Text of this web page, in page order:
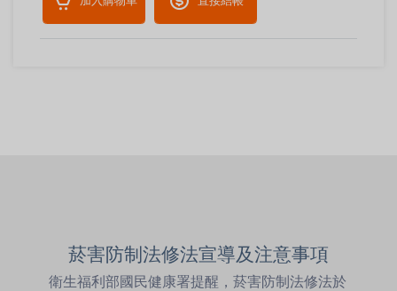
菸害防制法修法宣導及注意事項
衛生福利部國民健康署提醒，菸害防制法修法於